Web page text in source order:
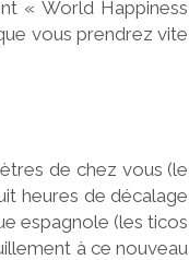
« World Happiness
vous prendrez vite
de chez vous (le
heures de décalage
espagnole (les ticos
à ce nouveau